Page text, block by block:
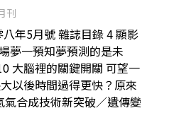
刊
年5月號 雜誌目錄 4 顯影
夢一預知夢預測的是未
大腦裡的關鍵開關 可望一
以後時間過得更快？原來
合成技術新突破／遺傳變